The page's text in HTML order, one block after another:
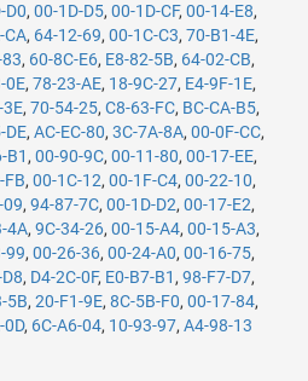
D0, 00-1D-D5, 00-1D-CF, 00-14-E8,
CA, 64-12-69, 00-1C-C3, 70-B1-4E,
83, 60-8C-E6, E8-82-5B, 64-02-CB,
0E, 78-23-AE, 18-9C-27, E4-9F-1E,
3E, 70-54-25, C8-63-FC, BC-CA-B5,
DE, AC-EC-80, 3C-7A-8A, 00-0F-CC,
B1 , 00-90-9C, 00-11-80, 00-17-EE,
FB, 00-1C-12, 00-1F-C4, 00-22-10,
09, 94-87-7C, 00-1D-D2, 00-17-E2,
4A, 9C-34-26, 00-15-A4, 00-15-A3,
99, 00-26-36, 00-24-A0, 00-16-75,
, D4-2C-0F, E0-B7-B1 , 98-F7-D7,
5B, 20-F1-9E, 8C-5B-F0, 00-17-84,
0D, 6C-A6-04, 10-93-97, A4-98-13